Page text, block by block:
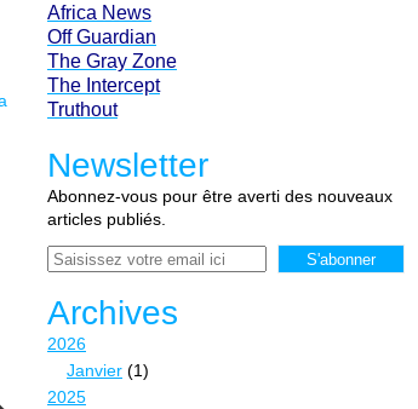
Africa News
Off Guardian
The Gray Zone
The Intercept
Truthout
Newsletter
Abonnez-vous pour être averti des nouveaux
articles publiés.
Email
Archives
2026
Janvier (1)
2025